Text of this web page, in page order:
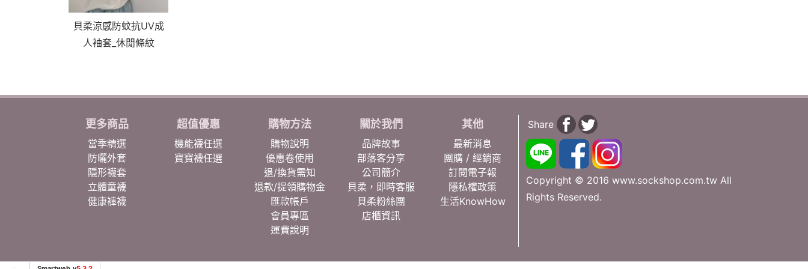
貝柔涼感防蚊抗UV成
人袖套_休閒條紋
更多商品
當季精選
防曬外套
隱形襪套
立體童襪
健康褲襪
超值優惠
機能襪任選
寶寶襪任選
購物方法
購物說明
優惠卷使用
退/換貨需知
退款/提領購物金
匯款帳戶
會員專區
運費說明
關於我們
品牌故事
部落客分享
公司簡介
貝柔，即時客服
貝柔粉絲團
店櫃資訊
其他
最新消息
團購 / 經銷商
訂閱電子報
隱私權政策
生活KnowHow
Share
Copyright © 2016 www.sockshop.com.tw All
Rights Reserved.